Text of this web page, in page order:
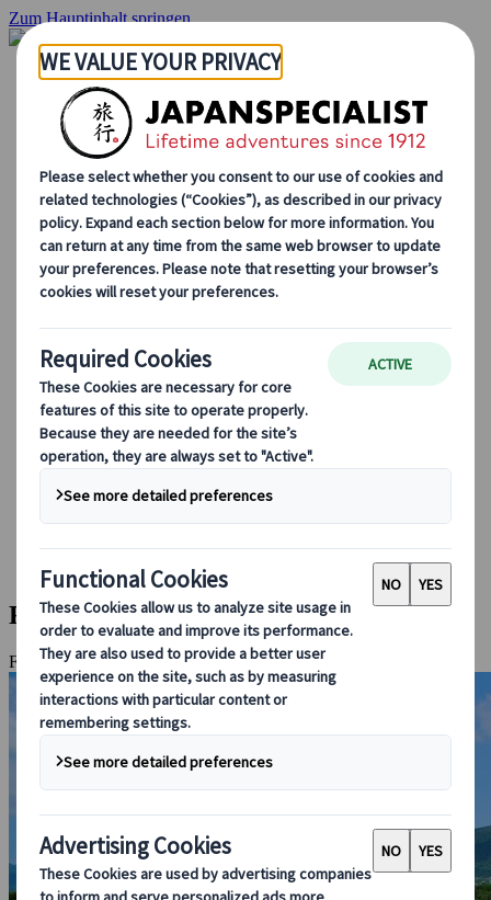
Zum Hauptinhalt springen
Startseite
Rundreisen
Individuelle Reisen
Gruppenreisen
Selbstfahrerreisen
Ausflüge
Massgeschneiderte Gruppenreisen
Japan Rail Pass
Wie wir arbeiten
Über uns
Treffen Sie unser Team
Werden Sie Teil unseres Teams
Saisonale Reisetipps
Highlights des Reiseziels
Kulturelle Einblicke
Kulinarische Erlebnisse
Entdecke Japan mit dem Zug
Häufig gestellte Fragen
Wichtige Informationen
Etikette in Japan
Autofahren in Japan
Bei uns buchen
Japan Rail Pass
Unterkunft
Online-Beratung
Ferien in Ishigaki
Fukuoka, Osaka, Insel Ishigaki, Tokashiki-Insel, Okinawa-Inseln